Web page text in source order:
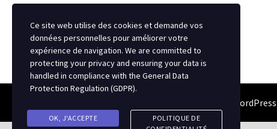
WordPress
Ce site web utilise des cookies et demande vos
données personnelles pour améliorer votre
expérience de navigation. We are committed to
protecting your privacy and ensuring your data is
handled in compliance with the General Data
Protection Regulation (GDPR).
OK, J'ACCEPTE
POLITIQUE DE